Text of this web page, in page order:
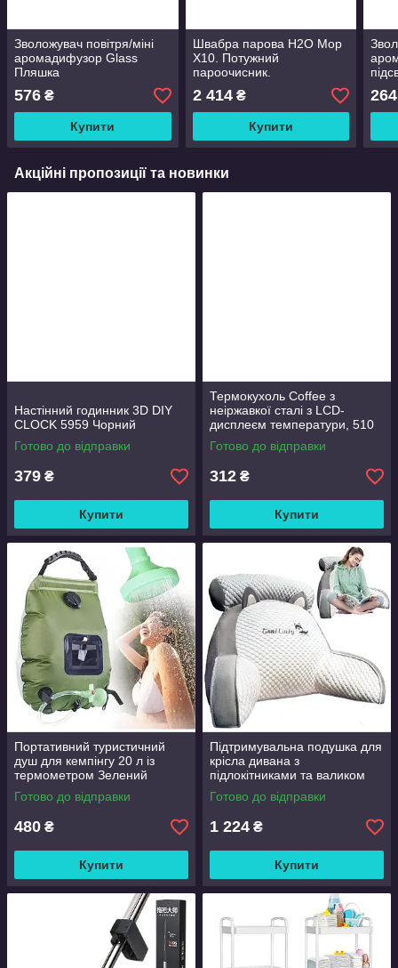
Зволожувач повітря/міні
аромадифузор Glass
Пляшка
576 ₴
Купити
Швабра парова H2O Mop
X10. Потужний
пароочисник.
2 414₴
Купити
264
Акційні пропозиції та новинки
Настінний годинник 3D DIY
CLOCK 5959 Чорний
Готово до відправки
379 ₴
Купити
Термокухоль Coffee з
неіржавкої сталі з LCD-
дисплеєм температури, 510
мл Чорний
Готово до відправки
312 ₴
Купити
Портативний туристичний
душ для кемпінгу 20 л із
термометром Зелений
Готово до відправки
480 ₴
Купити
Підтримувальна подушка для
крісла дивана з
підлокітниками та валиком
Good Lucky
Готово до відправки
1 224 ₴
Купити